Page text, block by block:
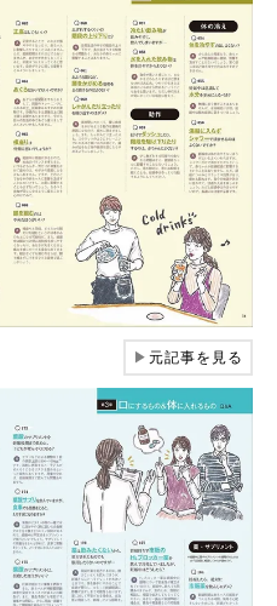
▶元記事を見る